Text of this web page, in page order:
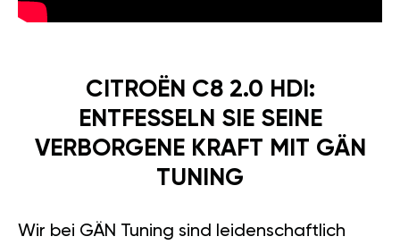
CITROËN C8 2.0 HDI:
ENTFESSELN SIE SEINE
VERBORGENE KRAFT MIT GÄN
TUNING
Wir bei GÄN Tuning sind leidenschaftlich